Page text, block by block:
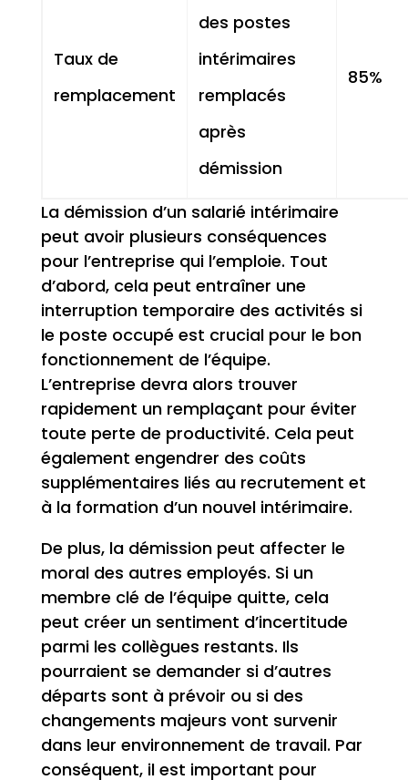
Taux de
remplacement
des postes
intérimaires
remplacés
après
démission
85%
La démission d’un salarié intérimaire
peut avoir plusieurs conséquences
pour l’entreprise qui l’emploie. Tout
d’abord, cela peut entraîner une
interruption temporaire des activités si
le poste occupé est crucial pour le bon
fonctionnement de l’équipe.
L’entreprise devra alors trouver
rapidement un remplaçant pour éviter
toute perte de productivité. Cela peut
également engendrer des coûts
supplémentaires liés au recrutement et
à la formation d’un nouvel intérimaire.
De plus, la démission peut affecter le
moral des autres employés. Si un
membre clé de l’équipe quitte, cela
peut créer un sentiment d’incertitude
parmi les collègues restants. Ils
pourraient se demander si d’autres
départs sont à prévoir ou si des
changements majeurs vont survenir
dans leur environnement de travail. Par
conséquent, il est important pour